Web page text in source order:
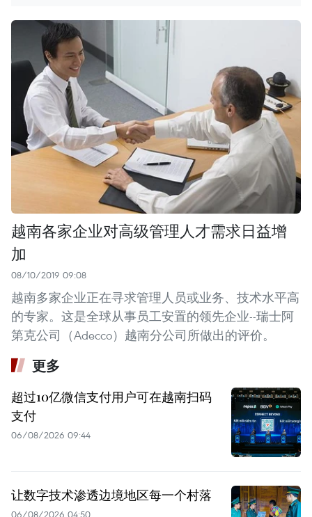
越南各家企业对高级管理人才需求日益增
加
08/10/2019 09:08
越南多家企业正在寻求管理人员或业务、技术水平高
的专家。这是全球从事员工安置的领先企业--瑞士阿
第克公司（Adecco）越南分公司所做出的评价。
更多
超过10亿微信支付用户可在越南扫码
支付
06/08/2026 09:44
让数字技术渗透边境地区每一个村落
06/08/2026 04:50